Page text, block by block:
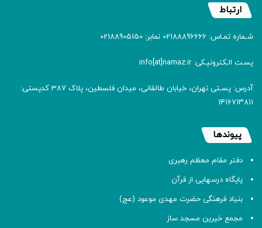
ارتباط
شـماره تمـاس: 02188896666 نمابر: 02188905150
پسـت الـکترونیـکی: info[at]namaz.ir
آدرس: پسـتی تهران، خیابان طالقانی، میدان فلسطین، پلاک 387 کدپستی:
۱۴۱۶۷۱۳۸۱۱
پیوندها
دفتر مقام معظم رهبری
پایگاه درسهایی از قرآن
بنیاد فرهنگی حضرت مهدی موعود (عج)
مجمع خیرین مسجد ساز